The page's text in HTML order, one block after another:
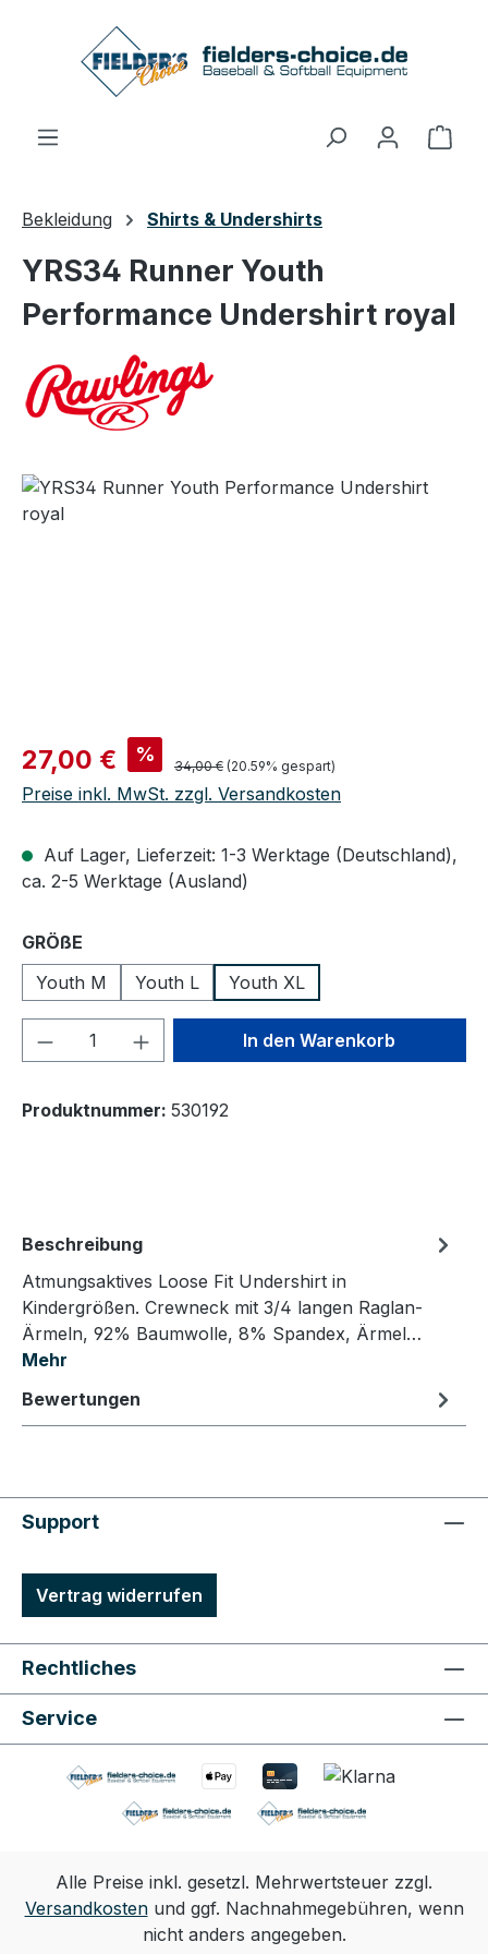
Zum Hauptinhalt springen
Bekleidung Shirts & Undershirts
YRS34 Runner Youth
Performance Undershirt royal
Bildergalerie überspringen
Verkaufspreis:
27,00 € % Regulärer Preis:
34,00 € (20.59% gespart)
Preise inkl. MwSt. zzgl. Versandkosten
Auf Lager, Lieferzeit: 1-3 Werktage (Deutschland),
ca. 2-5 Werktage (Ausland)
GRÖßE
Youth M
Youth L Youth XL
Produkt Anzahl: Gib denIn den Warenkorb
Produktnummer: 530192
Beschreibung
Atmungsaktives Loose Fit Undershirt in
Kindergrößen. Crewneck mit 3/4 langen Raglan-
Ärmeln, 92% Baumwolle, 8% Spandex, Ärmel…
Mehr
Bewertungen
Support
Vertrag widerrufen
Rechtliches
Service
Alle Preise inkl. gesetzl. Mehrwertsteuer zzgl.
Versandkostenund ggf. Nachnahmegebühren, wenn
nicht anders angegeben.